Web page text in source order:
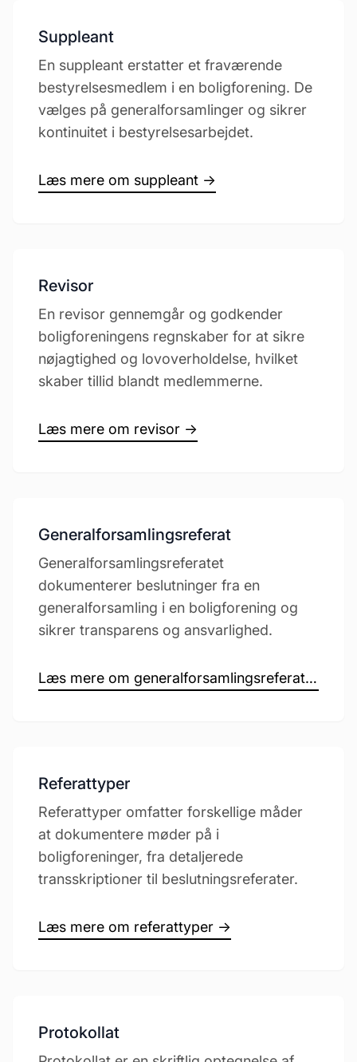
Suppleant
En suppleant erstatter et fraværende
bestyrelsesmedlem i en boligforening. De
vælges på generalforsamlinger og sikrer
kontinuitet i bestyrelsesarbejdet.
Læs mere om suppleant →
Revisor
En revisor gennemgår og godkender
boligforeningens regnskaber for at sikre
nøjagtighed og lovoverholdelse, hvilket
skaber tillid blandt medlemmerne.
Læs mere om revisor →
Generalforsamlingsreferat
Generalforsamlingsreferatet
dokumenterer beslutninger fra en
generalforsamling i en boligforening og
sikrer transparens og ansvarlighed.
Læs mere om generalforsamlingsreferat →
Referattyper
Referattyper omfatter forskellige måder
at dokumentere møder på i
boligforeninger, fra detaljerede
transskriptioner til beslutningsreferater.
Læs mere om referattyper →
Protokollat